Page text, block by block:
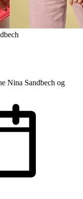
Nina Sandbech og